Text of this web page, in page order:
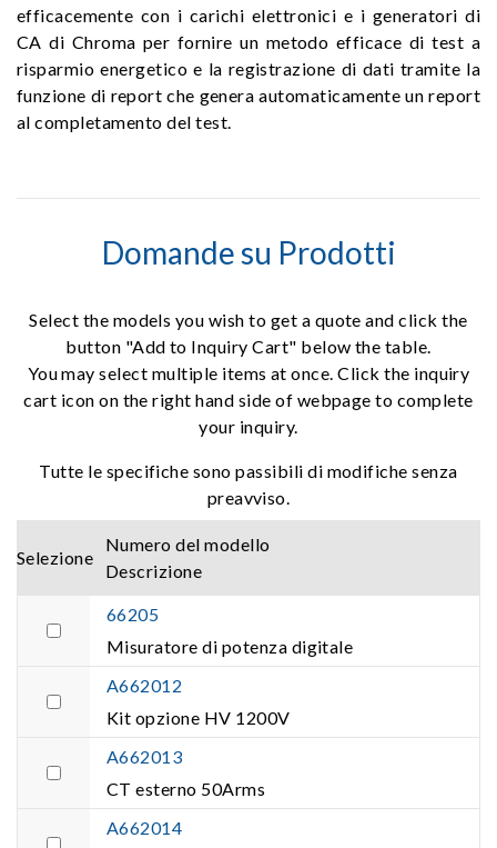
efficacemente con i carichi elettronici e i generatori di
CA di Chroma per fornire un metodo efficace di test a
risparmio energetico e la registrazione di dati tramite la
funzione di report che genera automaticamente un report
al completamento del test.
Domande su Prodotti
Select the models you wish to get a quote and click the
button "Add to Inquiry Cart" below the table.
You may select multiple items at once. Click the inquiry
cart icon on the right hand side of webpage to complete
your inquiry.
Tutte le specifiche sono passibili di modifiche senza
preavviso.
Selezione
Numero del modello
Descrizione
66205
Misuratore di potenza digitale
A662012
Kit opzione HV 1200V
A662013
CT esterno 50Arms
A662014